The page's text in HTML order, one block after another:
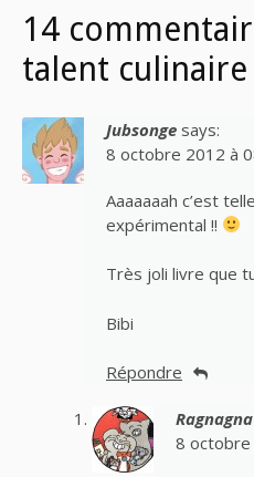
14
talent
Jubsonge says:
8 octobre 2012 à
Aaaaaaah c’est
expérimental !!
Très joli livre que
Bibi
Répondre
Ragnagna
8 octobre